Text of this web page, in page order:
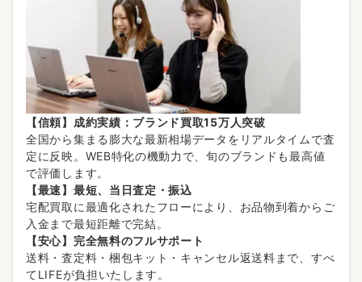
【信頼】成約実績：ブランド買取15万人突破
全国から集まる膨大な最新相場データをリアルタイムで査
定に反映。WEB特化の機動力で、旬のブランドも最高値
で評価します。
【最速】最短、当日査定・振込
宅配買取に最適化されたフローにより、お品物到着からご
入金まで最短距離で完結。
【安心】完全無料のフルサポート
送料・査定料・梱包キット・キャンセル返送料まで、すべ
てLIFEが負担いたします。